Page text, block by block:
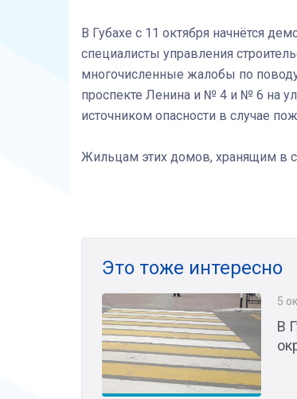
В Губахе с 11 октября начнётся
специалисты управления
многочисленные жалобы по
проспекте Ленина и № 4 и № 6 на
источником опасности в случае
Жильцам этих домов, хранящим в
Это тоже интересно
5
В